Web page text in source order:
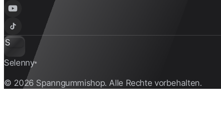
S
Selenny®
© 2026 Spanngummishop. Alle Rechte vorbehalten.